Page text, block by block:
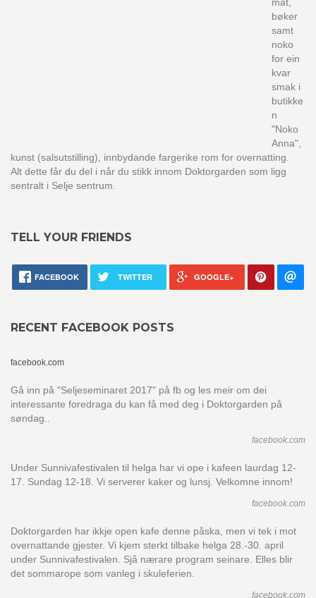
bøker
samt
noko
for ein
kvar
smak i
butikke
n
"Noko
Anna",
kunst (salsutstilling), innbydande fargerike rom for overnatting.
Alt dette får du del i når du stikk innom Doktorgarden som ligg
sentralt i Selje sentrum.
TELL YOUR FRIENDS
FACEBOOK TWITTER GOOGLE+
RECENT FACEBOOK POSTS
facebook.com
Gå inn på "Seljeseminaret 2017" på fb og les meir om dei
interessante foredraga du kan få med deg i Doktorgarden på
søndag..
facebook.com
Under Sunnivafestivalen til helga har vi ope i kafeen laurdag 12-
17. Sundag 12-18. Vi serverer kaker og lunsj. Velkomne innom!
facebook.com
Doktorgarden har ikkje open kafe denne påska, men vi tek i mot
overnattande gjester. Vi kjem sterkt tilbake helga 28.-30. april
under Sunnivafestivalen. Sjå nærare program seinare. Elles blir
det sommarope som vanleg i skuleferien.
facebook.com